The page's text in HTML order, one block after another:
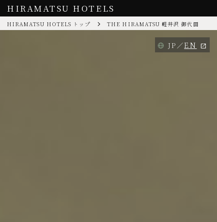
HIRAMATSU HOTELS
HIRAMATSU HOTELS トップ THE HIRAMATSU 軽井沢 御代田
JP EN